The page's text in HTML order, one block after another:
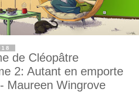
de Cléopâtre
2: Autant en emporte
Maureen Wingrove